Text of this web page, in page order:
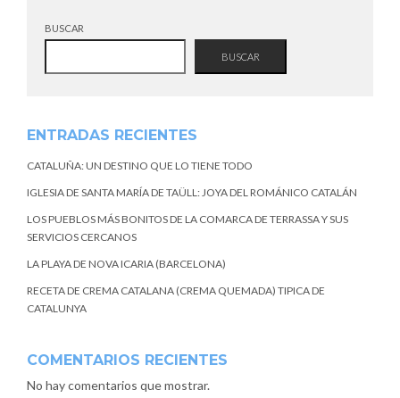
BUSCAR
BUSCAR
ENTRADAS RECIENTES
CATALUÑA: UN DESTINO QUE LO TIENE TODO
IGLESIA DE SANTA MARÍA DE TAÜLL: JOYA DEL ROMÁNICO CATALÁN
LOS PUEBLOS MÁS BONITOS DE LA COMARCA DE TERRASSA Y SUS
SERVICIOS CERCANOS
LA PLAYA DE NOVA ICARIA (BARCELONA)
RECETA DE CREMA CATALANA (CREMA QUEMADA) TIPICA DE
CATALUNYA
COMENTARIOS RECIENTES
No hay comentarios que mostrar.